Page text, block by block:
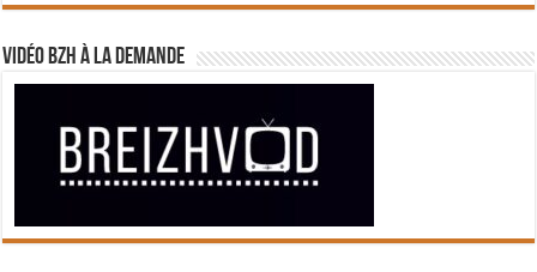
Vidéo BZH à la demande